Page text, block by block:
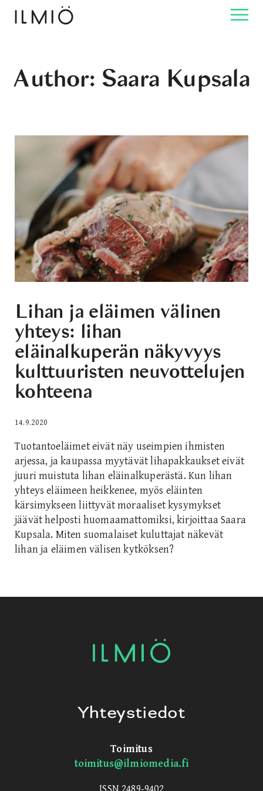
Author: Saara Kupsala
Lihan ja eläimen välinen
yhteys: lihan
eläinalkuperän näkyvyys
kulttuuristen neuvottelujen
kohteena
14.9.2020
Tuotantoeläimet eivät näy useimpien ihmisten
arjessa, ja kaupassa myytävät lihapakkaukset eivät
juuri muistuta lihan eläinalkuperästä. Kun lihan
yhteys eläimeen heikkenee, myös eläinten
kärsimykseen liittyvät moraaliset kysymykset
jäävät helposti huomaamattomiksi, kirjoittaa Saara
Kupsala. Miten suomalaiset kuluttajat näkevät
lihan ja eläimen välisen kytköksen?
Yhteystiedot
Toimitus
toimitus@ilmiomedia.fi